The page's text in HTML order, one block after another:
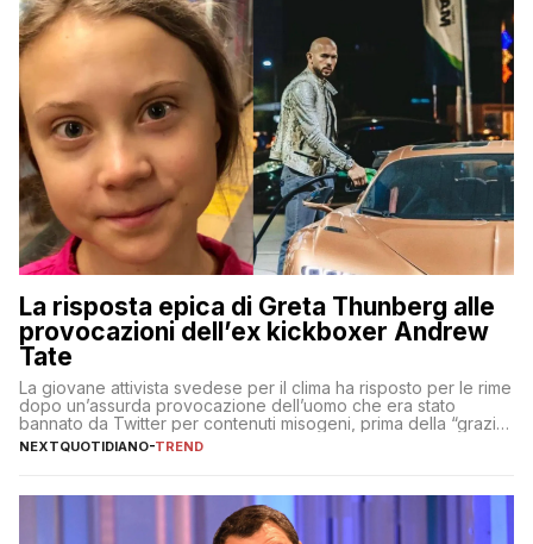
La risposta epica di Greta Thunberg alle
provocazioni dell’ex kickboxer Andrew
Tate
La giovane attivista svedese per il clima ha risposto per le rime
dopo un’assurda provocazione dell’uomo che era stato
bannato da Twitter per contenuti misogeni, prima della “grazia”
di Elon Musk
NEXTQUOTIDIANO-TREND